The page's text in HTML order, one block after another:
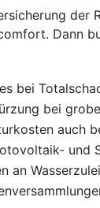
der
Dann
bei
bei
auch
und
an